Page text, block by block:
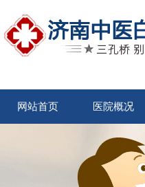
网站首页 医院概况